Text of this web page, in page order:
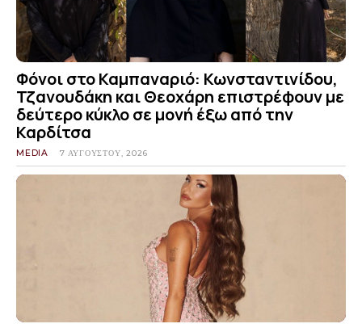
Φόνοι στο Καμπαναριό: Κωνσταντινίδου,
Τζανουδάκη και Θεοχάρη επιστρέφουν με
δεύτερο κύκλο σε μονή έξω από την
Καρδίτσα
MEDIA 7 ΑΥΓΟΎΣΤΟΥ, 2026